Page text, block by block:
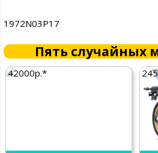
1972N03P17
Пять случайных
42000р.*